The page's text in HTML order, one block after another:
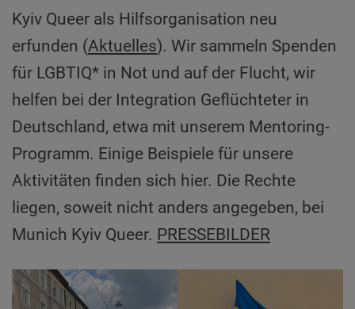
Kyiv Queer als Hilfsorganisation neu
erfunden (Aktuelles). Wir sammeln Spenden
für LGBTIQ* in Not und auf der Flucht, wir
helfen bei der Integration Geflüchteter in
Deutschland, etwa mit unserem Mentoring-
Programm. Einige Beispiele für unsere
Aktivitäten finden sich hier. Die Rechte
liegen, soweit nicht anders angegeben, bei
Munich Kyiv Queer. PRESSEBILDER